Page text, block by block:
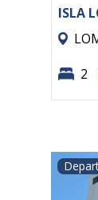
ISLA
2